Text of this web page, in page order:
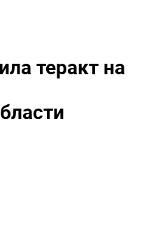
теракт на